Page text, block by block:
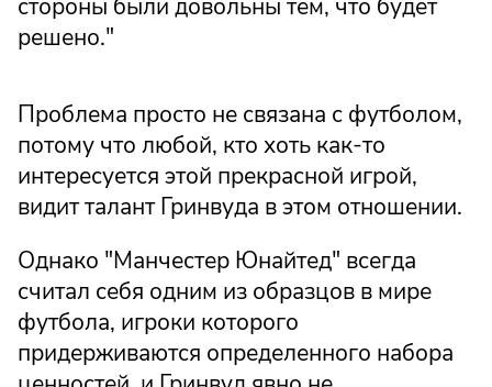
стороны были довольны тем, что будет
решено."
Проблема просто не связана с футболом,
потому что любой, кто хоть как-то
интересуется этой прекрасной игрой,
видит талант Гринвуда в этом отношении.
Однако "Манчестер Юнайтед" всегда
считал себя одним из образцов в мире
футбола, игроки которого
придерживаются определенного набора